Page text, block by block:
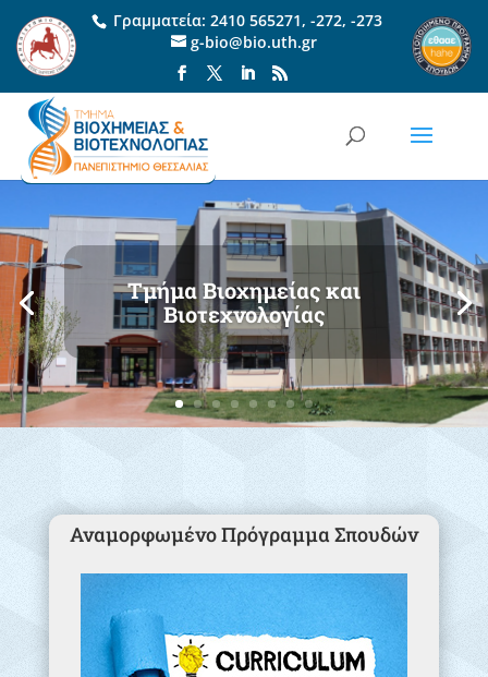
Γραμματεία: 2410 565271, -272, -273
g-bio@bio.uth.gr
Διδασκαλία
Αναμορφωμένο Πρόγραμμα Σπουδών